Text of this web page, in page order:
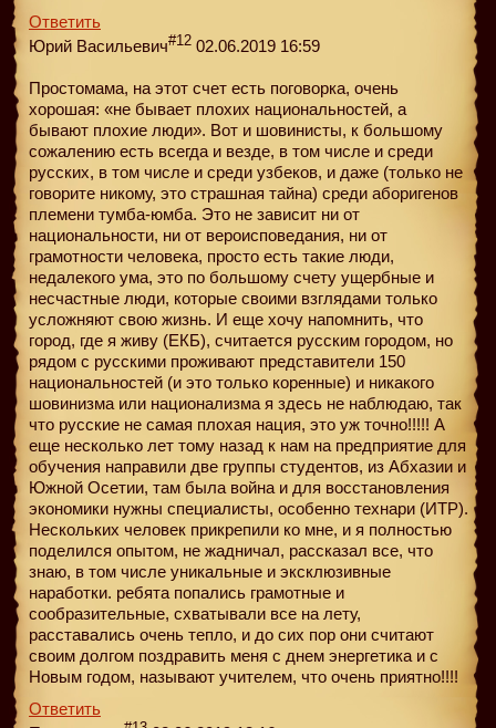
Ответить
Юрий Васильевич#12 02.06.2019 16:59
Простомама, на этот счет есть поговорка, очень
хорошая: «не бывает плохих национальностей, а
бывают плохие люди». Вот и шовинисты, к большому
сожалению есть всегда и везде, в том числе и среди
русских, в том числе и среди узбеков, и даже (только не
говорите никому, это страшная тайна) среди аборигенов
племени тумба-юмба. Это не зависит ни от
национальности, ни от вероисповедания, ни от
грамотности человека, просто есть такие люди,
недалекого ума, это по большому счету ущербные и
несчастные люди, которые своими взглядами только
усложняют свою жизнь. И еще хочу напомнить, что
город, где я живу (ЕКБ), считается русским городом, но
рядом с русскими проживают представители 150
национальностей (и это только коренные) и никакого
шовинизма или национализма я здесь не наблюдаю, так
что русские не самая плохая нация, это уж точно!!!!! А
еще несколько лет тому назад к нам на предприятие для
обучения направили две группы студентов, из Абхазии и
Южной Осетии, там была война и для восстановления
экономики нужны специалисты, особенно технари (ИТР).
Нескольких человек прикрепили ко мне, и я полностью
поделился опытом, не жадничал, рассказал все, что
знаю, в том числе уникальные и эксклюзивные
наработки. ребята попались грамотные и
сообразительные, схватывали все на лету,
расставались очень тепло, и до сих пор они считают
своим долгом поздравить меня с днем энергетика и с
Новым годом, называют учителем, что очень приятно!!!!
Ответить